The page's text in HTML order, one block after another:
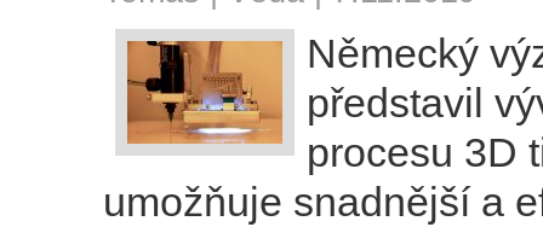
Německý
představil
procesu 3D
umožňuje snadnější a